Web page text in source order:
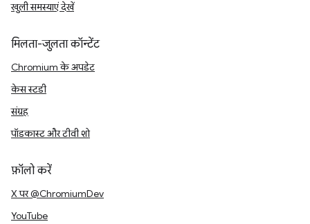
खुली समस्याएं देखें
मिलता-जुलता कॉन्टेंट
Chromium के अपडेट
केस स्टडी
संग्रह
पॉडकास्ट और टीवी शो
फ़ॉलो करें
X पर @ChromiumDev
YouTube